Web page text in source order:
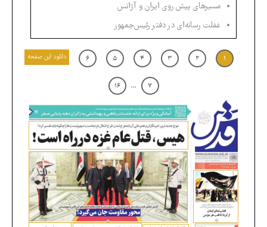
مسیرهای پیش روی ایران و آژانس
غفلت رسانه‌ای در دفتر رئیس‌جمهور
دانلود این صفحه ۱ ۲ ۳ ۴ ۵ ۶
۷ ... ۱۶